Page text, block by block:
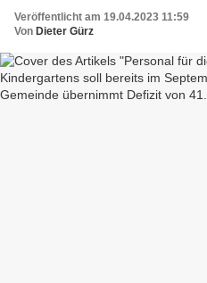
Defizit von 41.500 Euro
Veröffentlicht am 19.04.2023 11:59
Von Dieter Gürz